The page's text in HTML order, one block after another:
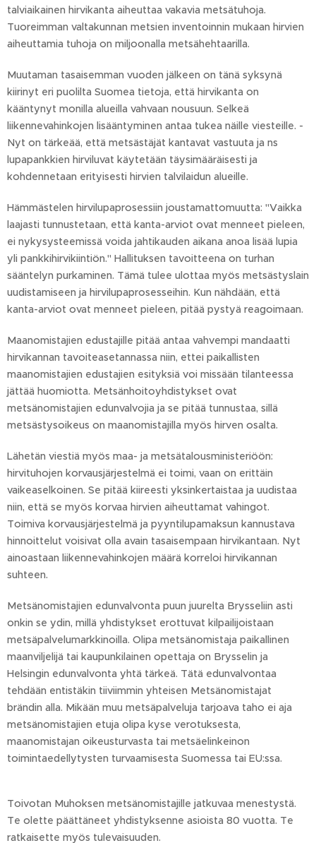
talviaikainen hirvikanta aiheuttaa vakavia metsätuhoja.
Tuoreimman valtakunnan metsien inventoinnin mukaan hirvien
aiheuttamia tuhoja on miljoonalla metsähehtaarilla.
Muutaman tasaisemman vuoden jälkeen on tänä syksynä
kiirinyt eri puolilta Suomea tietoja, että hirvikanta on
kääntynyt monilla alueilla vahvaan nousuun. Selkeä
liikennevahinkojen lisääntyminen antaa tukea näille viesteille. -
Nyt on tärkeää, että metsästäjät kantavat vastuuta ja ns
lupapankkien hirviluvat käytetään täysimääräisesti ja
kohdennetaan erityisesti hirvien talvilaidun alueille.
Hämmästelen hirvilupaprosessiin joustamattomuutta: "Vaikka
laajasti tunnustetaan, että kanta-arviot ovat menneet pieleen,
ei nykysysteemissä voida jahtikauden aikana anoa lisää lupia
yli pankkihirvikiintiön." Hallituksen tavoitteena on turhan
sääntelyn purkaminen. Tämä tulee ulottaa myös metsästyslain
uudistamiseen ja hirvilupaprosesseihin. Kun nähdään, että
kanta-arviot ovat menneet pieleen, pitää pystyä reagoimaan.
Maanomistajien edustajille pitää antaa vahvempi mandaatti
hirvikannan tavoiteasetannassa niin, ettei paikallisten
maanomistajien edustajien esityksiä voi missään tilanteessa
jättää huomiotta. Metsänhoitoyhdistykset ovat
metsänomistajien edunvalvojia ja se pitää tunnustaa, sillä
metsästysoikeus on maanomistajilla myös hirven osalta.
Lähetän viestiä myös maa- ja metsätalousministeriöön:
hirvituhojen korvausjärjestelmä ei toimi, vaan on erittäin
vaikeaselkoinen. Se pitää kiireesti yksinkertaistaa ja uudistaa
niin, että se myös korvaa hirvien aiheuttamat vahingot.
Toimiva korvausjärjestelmä ja pyyntilupamaksun kannustava
hinnoittelut voisivat olla avain tasaisempaan hirvikantaan. Nyt
ainoastaan liikennevahinkojen määrä korreloi hirvikannan
suhteen.
Metsänomistajien edunvalvonta puun juurelta Brysseliin asti
onkin se ydin, millä yhdistykset erottuvat kilpailijoistaan
metsäpalvelumarkkinoilla. Olipa metsänomistaja paikallinen
maanviljelijä tai kaupunkilainen opettaja on Brysselin ja
Helsingin edunvalvonta yhtä tärkeä. Tätä edunvalvontaa
tehdään entistäkin tiiviimmin yhteisen Metsänomistajat
brändin alla. Mikään muu metsäpalveluja tarjoava taho ei aja
metsänomistajien etuja olipa kyse verotuksesta,
maanomistajan oikeusturvasta tai metsäelinkeinon
toimintaedellytysten turvaamisesta Suomessa tai EU:ssa.
Toivotan Muhoksen metsänomistajille jatkuvaa menestystä.
Te olette päättäneet yhdistyksenne asioista 80 vuotta. Te
ratkaisette myös tulevaisuuden.